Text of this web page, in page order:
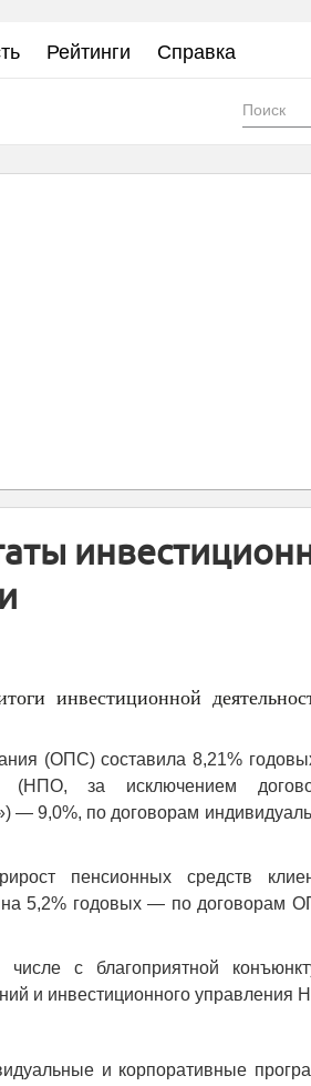
Рейтинги Справка
инвестиционной
(ОПС) составила 8,21%
(НПО, за исключением
— 9,0%, по договорам
пенсионных средств
5,2% годовых — по договорам
с благоприятной
и инвестиционного управления
и корпоративные